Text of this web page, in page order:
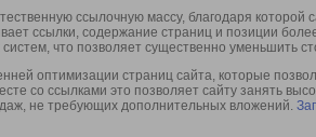
ссылочную массу, благодаря
ссылки, содержание страниц и позиции
что позволяет существенно уменьшить
оптимизации страниц сайта, которые
со ссылками это позволяет сайту занять
не требующих дополнительных вложений.